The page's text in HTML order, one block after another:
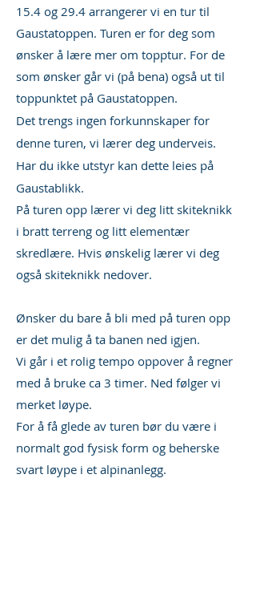
15.4 og 29.4 arrangerer vi en tur til
Gaustatoppen. Turen er for deg som
ønsker å lære mer om topptur. For de
som ønsker går vi (på bena) også ut til
toppunktet på Gaustatoppen.
Det trengs ingen forkunnskaper for
denne turen, vi lærer deg underveis.
Har du ikke utstyr kan dette leies på
Gaustablikk.
På turen opp lærer vi deg litt skiteknikk
i bratt terreng og litt elementær
skredlære. Hvis ønskelig lærer vi deg
også skiteknikk nedover.
Ønsker du bare å bli med på turen opp
er det mulig å ta banen ned igjen.
Vi går i et rolig tempo oppover å regner
med å bruke ca 3 timer. Ned følger vi
merket løype.
For å få glede av turen bør du være i
normalt god fysisk form og beherske
svart løype i et alpinanlegg.